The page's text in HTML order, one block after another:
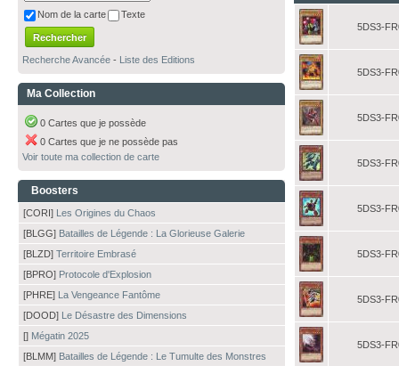
Nom de la carte Texte
Recherche Avancée - Liste des Editions
Ma Collection
0 Cartes que je possède
0 Cartes que je ne possède pas
Voir toute ma collection de carte
Boosters
[CORI] Les Origines du Chaos
[BLGG] Batailles de Légende : La Glorieuse Galerie
[BLZD] Territoire Embrasé
[BPRO] Protocole d'Explosion
[PHRE] La Vengeance Fantôme
[DOOD] Le Désastre des Dimensions
[] Mégatin 2025
[BLMM] Batailles de Légende : Le Tumulte des Monstres
5DS3-
5DS3-
5DS3-
5DS3-
5DS3-
5DS3-
5DS3-
5DS3-